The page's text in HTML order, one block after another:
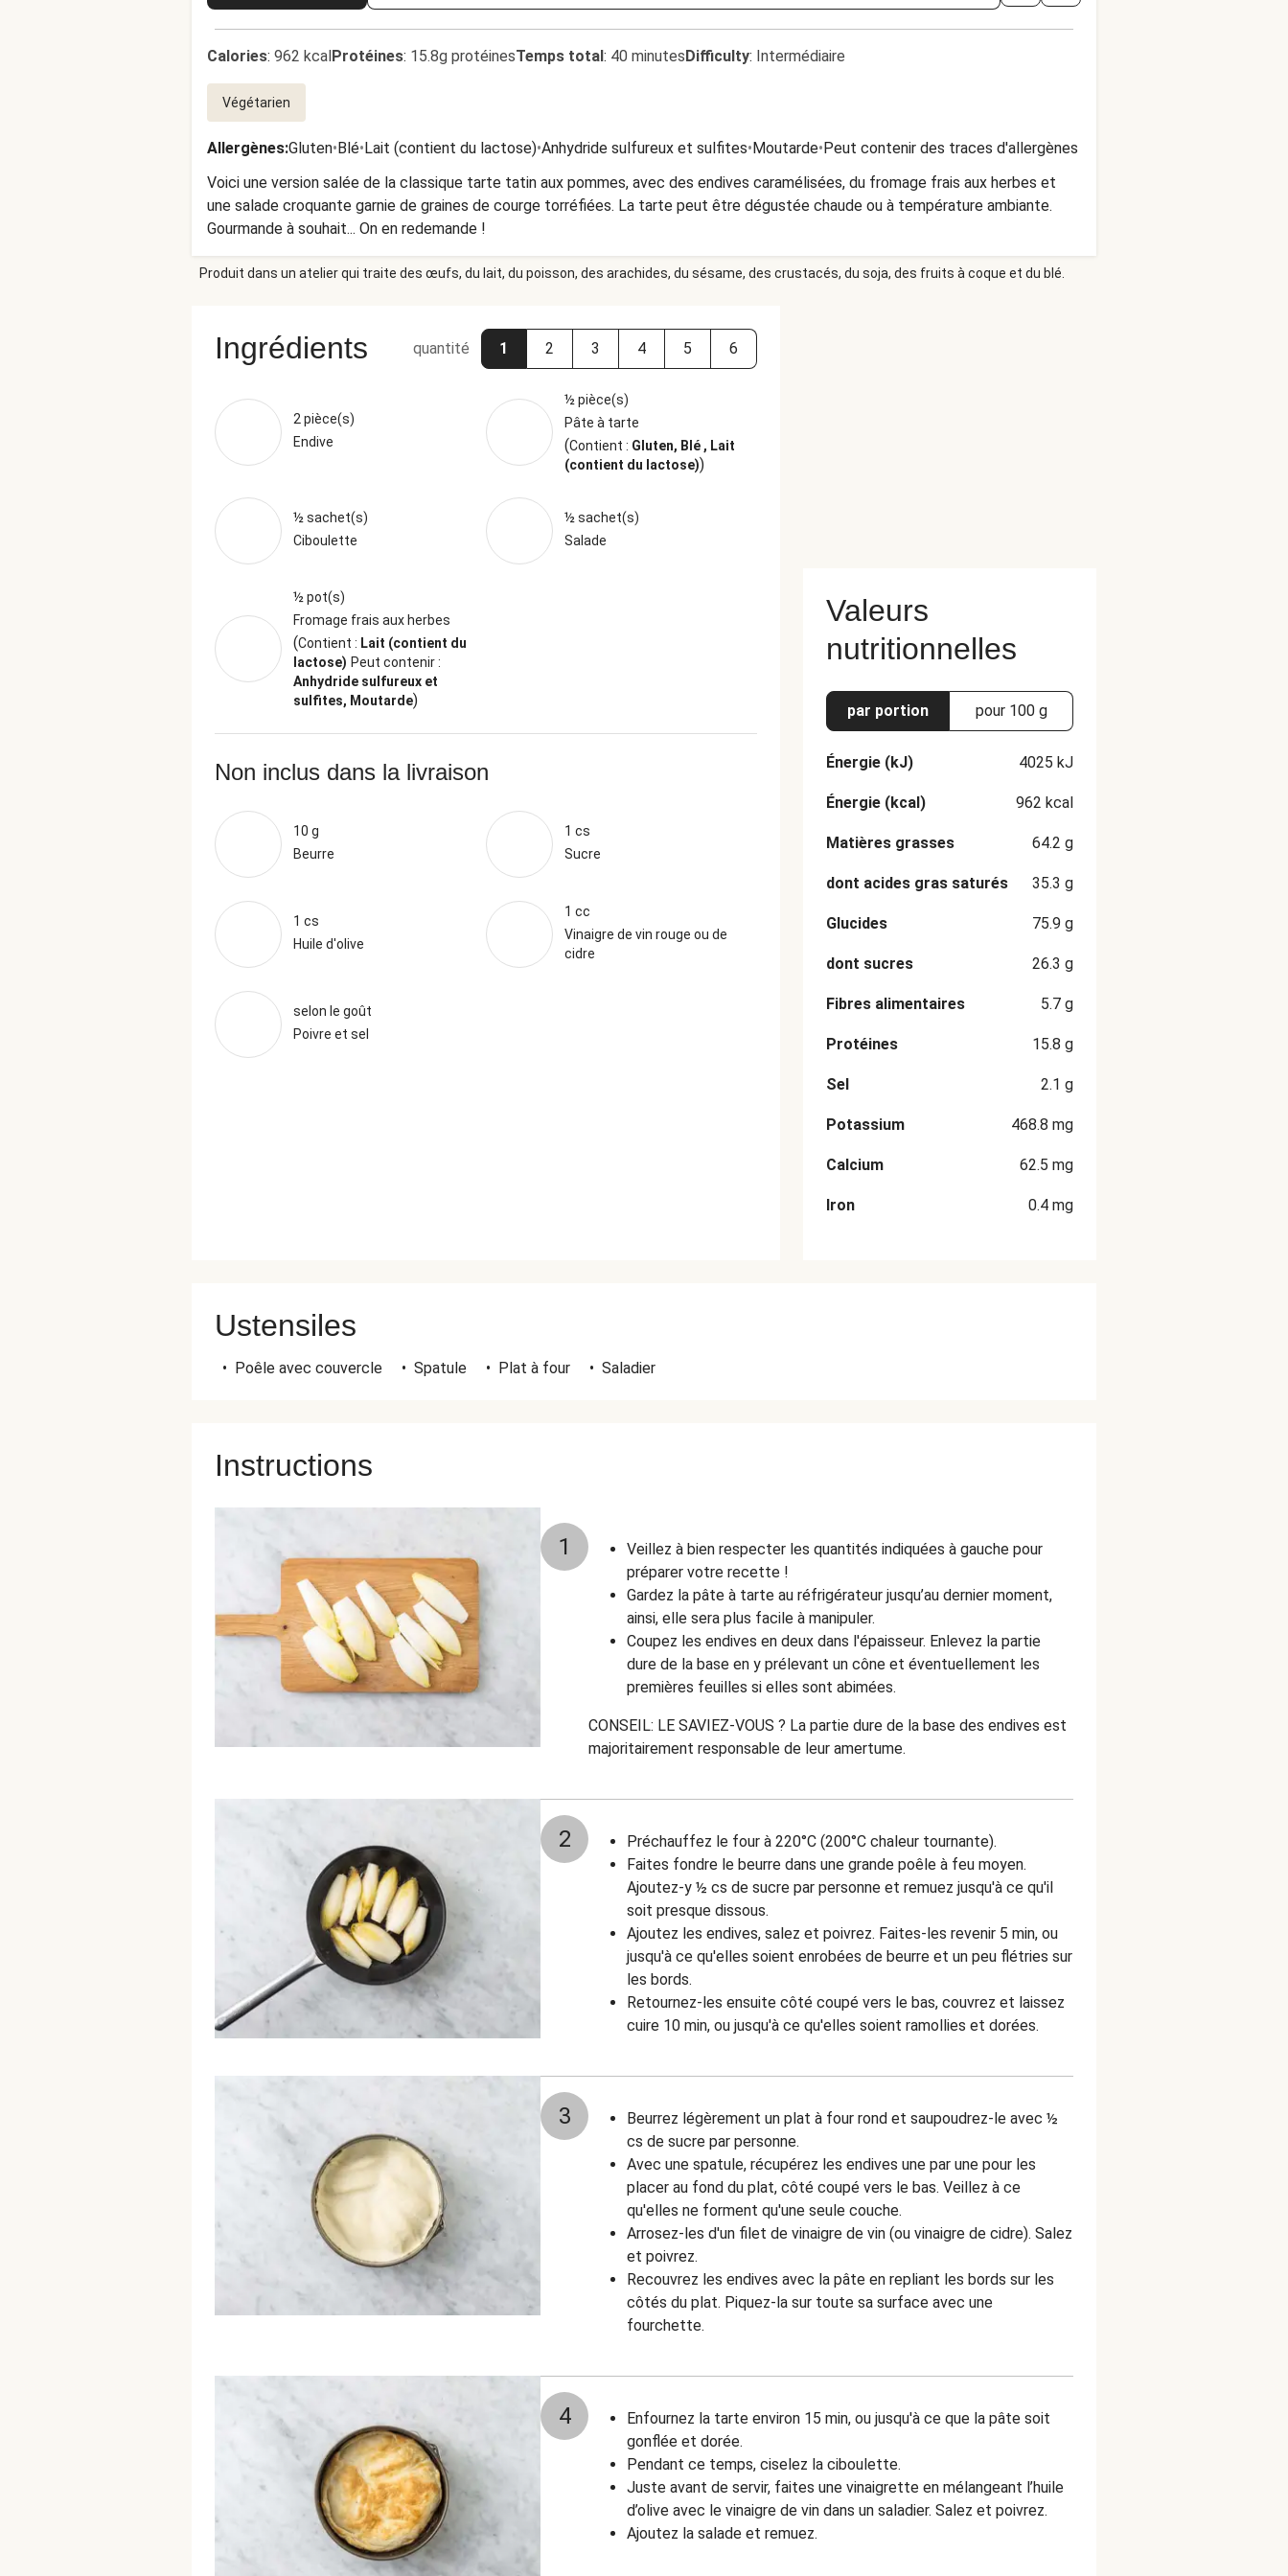
Calories: 962 kcalProtéines: 15.8g protéinesTemps total: 40 minutesDifficulty: Intermédiaire
Végétarien
Allergènes:Gluten•Blé•Lait (contient du lactose)•Anhydride sulfureux et sulfites•Moutarde•Peut contenir des traces d'allergènes
Voici une version salée de la classique tarte tatin aux pommes, avec des endives caramélisées, du fromage frais aux herbes et
une salade croquante garnie de graines de courge torréfiées. La tarte peut être dégustée chaude ou à température ambiante.
Gourmande à souhait... On en redemande !
Produit dans un atelier qui traite des œufs, du lait, du poisson, des arachides, du sésame, des crustacés, du soja, des fruits à coque et du blé.
Ingrédients quantité 1 2 3 4 5 6
2 pièce(s)
Endive
½ pièce(s)
Pâte à tarte
(Contient : Gluten, Blé , Lait
(contient du lactose))
½ sachet(s)
Ciboulette
½ sachet(s)
Salade
½ pot(s)
Fromage frais aux herbes
(Contient : Lait (contient du
lactose) Peut contenir :
Anhydride sulfureux et
sulfites, Moutarde)
Non inclus dans la livraison
10 g
Beurre
1 cs
Sucre
1 cs
Huile d'olive
1 cc
Vinaigre de vin rouge ou de
cidre
selon le goût
Poivre et sel
Valeurs
nutritionnelles
par portion pour 100 g
Énergie (kJ) 4025 kJ
Énergie (kcal) 962 kcal
Matières grasses 64.2 g
dont acides gras saturés 35.3 g
Glucides 75.9 g
dont sucres 26.3 g
Fibres alimentaires 5.7 g
Protéines 15.8 g
Sel 2.1 g
Potassium 468.8 mg
Calcium 62.5 mg
Iron 0.4 mg
Ustensiles
• Poêle avec couvercle • Spatule • Plat à four • Saladier
Instructions
1
Veillez à bien respecter les quantités indiquées à gauche pour
préparer votre recette !
Gardez la pâte à tarte au réfrigérateur jusqu’au dernier moment,
ainsi, elle sera plus facile à manipuler.
Coupez les endives en deux dans l'épaisseur. Enlevez la partie
dure de la base en y prélevant un cône et éventuellement les
premières feuilles si elles sont abimées.
CONSEIL: LE SAVIEZ-VOUS ? La partie dure de la base des endives est
majoritairement responsable de leur amertume.
2
Préchauffez le four à 220°C (200°C chaleur tournante).
Faites fondre le beurre dans une grande poêle à feu moyen.
Ajoutez-y ½ cs de sucre par personne et remuez jusqu'à ce qu'il
soit presque dissous.
Ajoutez les endives, salez et poivrez. Faites-les revenir 5 min, ou
jusqu'à ce qu'elles soient enrobées de beurre et un peu flétries sur
les bords.
Retournez-les ensuite côté coupé vers le bas, couvrez et laissez
cuire 10 min, ou jusqu'à ce qu'elles soient ramollies et dorées.
3
Beurrez légèrement un plat à four rond et saupoudrez-le avec ½
cs de sucre par personne.
Avec une spatule, récupérez les endives une par une pour les
placer au fond du plat, côté coupé vers le bas. Veillez à ce
qu'elles ne forment qu'une seule couche.
Arrosez-les d'un filet de vinaigre de vin (ou vinaigre de cidre). Salez
et poivrez.
Recouvrez les endives avec la pâte en repliant les bords sur les
côtés du plat. Piquez-la sur toute sa surface avec une
fourchette.
4
Enfournez la tarte environ 15 min, ou jusqu'à ce que la pâte soit
gonflée et dorée.
Pendant ce temps, ciselez la ciboulette.
Juste avant de servir, faites une vinaigrette en mélangeant l’huile
d’olive avec le vinaigre de vin dans un saladier. Salez et poivrez.
Ajoutez la salade et remuez.